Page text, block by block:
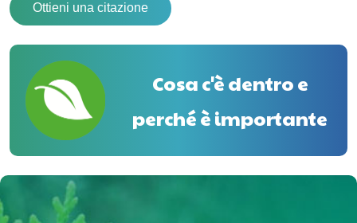
Ottieni una citazione
Cosa c'è dentro e
perché è importante